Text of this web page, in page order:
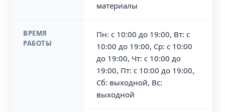
материалы
ВРЕМЯ
РАБОТЫ
Пн: с 10:00 до 19:00, Вт: с
10:00 до 19:00, Ср: с 10:00
до 19:00, Чт: с 10:00 до
19:00, Пт: с 10:00 до 19:00,
Сб: выходной, Вс:
выходной